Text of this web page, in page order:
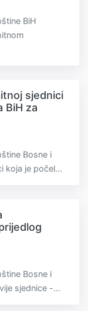
BiH
sjednici
BiH za
Bosne i
koja je počel...
Bosne i
sjednice -...